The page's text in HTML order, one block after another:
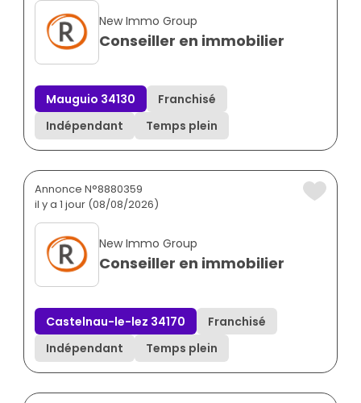
New Immo Group
Conseiller en immobilier
Mauguio 34130
Franchisé
Indépendant
Temps plein
Annonce N°8880359
il y a 1 jour (08/08/2026)
New Immo Group
Conseiller en immobilier
Castelnau-le-lez 34170
Franchisé
Indépendant
Temps plein